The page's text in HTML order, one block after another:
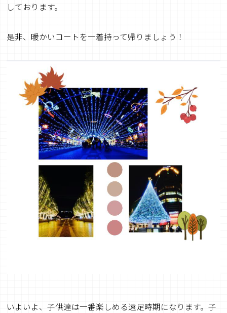
しております。
是非、暖かいコートを一着持って帰りましょう！
いよいよ、子供達は一番楽しめる遠足時期になります。子